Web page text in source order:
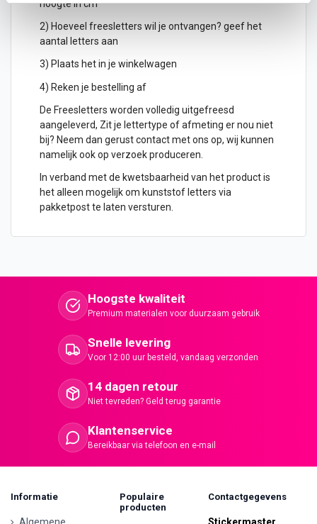
hoogte in cm
2) Hoeveel freesletters wil je ontvangen? geef het
aantal letters aan
3) Plaats het in je winkelwagen
4) Reken je bestelling af
De Freesletters worden volledig uitgefreesd
aangeleverd, Zit je lettertype of afmeting er nou niet
bij? Neem dan gerust contact met ons op, wij kunnen
namelijk ook op verzoek produceren.
In verband met de kwetsbaarheid van het product is
het alleen mogelijk om kunststof letters via
pakketpost te laten versturen.
Hoogste kwaliteit
Premium materialen voor duurzaam gebruik
Snelle levering
Voor 12:00 uur besteld, vandaag verzonden
14 dagen retour
Niet tevreden? Geld terug garantie
Klantenservice
Bereikbaar via telefoon en e-mail
Informatie
Populaire
producten
Contactgegevens